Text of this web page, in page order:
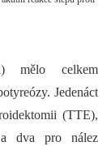
mělo celkem
Jedenáct
(TTE),
dva pro nález